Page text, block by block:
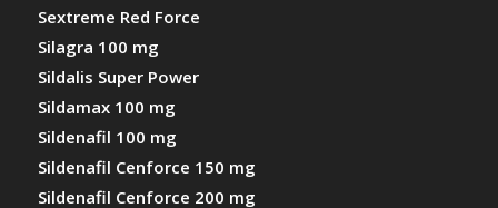
Sextreme Red Force
Silagra 100 mg
Sildalis Super Power
Sildamax 100 mg
Sildenafil 100 mg
Sildenafil Cenforce 150 mg
Sildenafil Cenforce 200 mg